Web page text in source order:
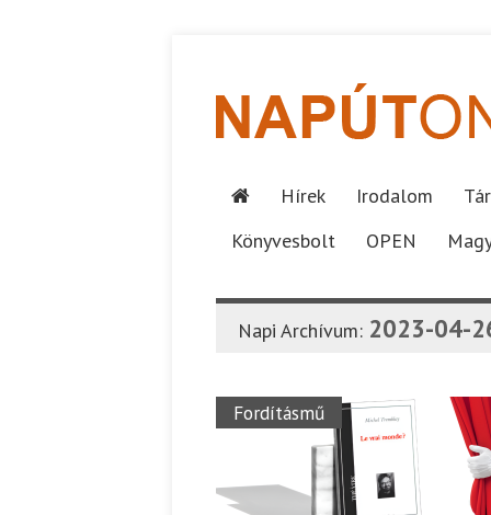
Hírek Irodalom
Könyvesbolt
OPEN
Napi Archívum: 2023-04-
Fordításmű